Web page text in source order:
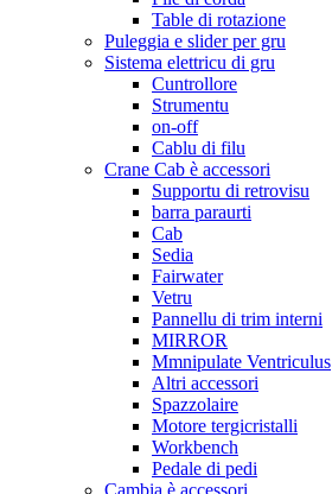
Table di rotazione
Puleggia e slider per gru
Sistema elettricu di gru
Cuntrollore
Strumentu
on-off
Cablu di filu
Crane Cab è accessori
Supportu di retrovisu
barra paraurti
Cab
Sedia
Fairwater
Vetru
Pannellu di trim interni
MIRROR
Mmnipulate Ventriculus
Altri accessori
Spazzolaire
Motore tergicristalli
Workbench
Pedale di pedi
Cambia è accessori